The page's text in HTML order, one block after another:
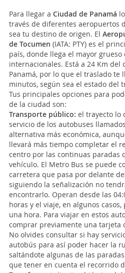
Para llegar a Ciudad de Panamá
través de diferentes aeropuertos
sea tu destino de origen. El
de Tocumen (IATA: PTY) es el
país, donde llega el mayor grueso
internacionales. Está a 24 Km del
Panamá, por lo que el traslado te
minutos, según sea el estado del
Tus principales opciones para
de la ciudad son:
Transporte público: el trayecto lo
servicio de los autobuses llamados
alternativa más económica,
llevará más tiempo completar el
centro por las continuas paradas
vehículo. El Metro Bus se puede
carretera que pasa por delante
siguiendo la señalización no
encontrarlo. Operan desde las
horas y el viaje, en algunos
una hora. Para viajar en estos
comprar previamente una tarjeta
No olvides consultar si hay
autobús para así poder hacer la
saltándote algunas de las
que tener en cuenta el recorrido